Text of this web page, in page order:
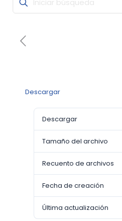
Descargar
Descargar
Tamaño del archivo
Recuento de archivos
Fecha de creación
Última actualización